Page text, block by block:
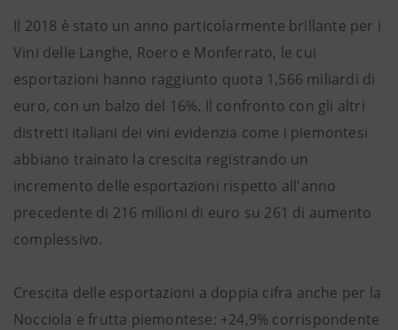
Il 2018 è stato un anno particolarmente brillante per i
Vini delle Langhe, Roero e Monferrato, le cui
esportazioni hanno raggiunto quota 1,566 miliardi di
euro, con un balzo del 16%. Il confronto con gli altri
distretti italiani dei vini evidenzia come i piemontesi
abbiano trainato la crescita registrando un
incremento delle esportazioni rispetto all'anno
precedente di 216 milioni di euro su 261 di aumento
complessivo.
Crescita delle esportazioni a doppia cifra anche per la
Nocciola e frutta piemontese: +24,9% corrispondente